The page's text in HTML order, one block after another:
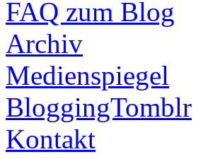
FAQ zum Blog
Archiv
Medienspiegel
BloggingTomblr
Kontakt